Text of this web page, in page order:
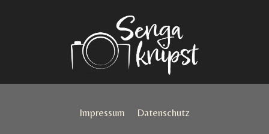
Impressum Datenschutz